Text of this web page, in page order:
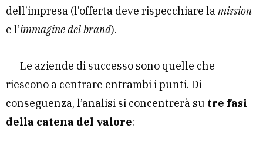
dell’impresa (l’offerta deve rispecchiare lamission
e l’immagine del brand).
Le aziende di successo sono quelle che
riescono a centrare entrambi i punti. Di
conseguenza, l’analisi si concentrerà su tre fasi
della catena del valore: